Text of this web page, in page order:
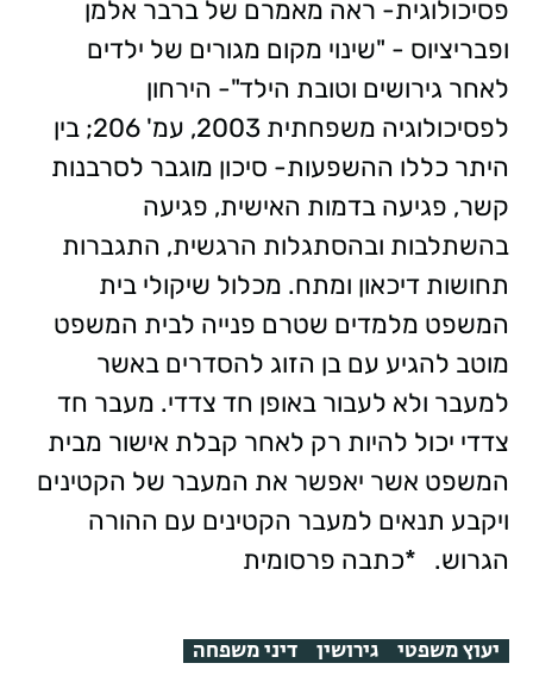
פסיכולוגית- ראה מאמרם של ברבר אלמן
ופבריציוס - "שינוי מקום מגורים של ילדים
לאחר גירושים וטובת הילד"- הירחון
לפסיכולוגיה משפחתית 2003, עמ' 206; בין
היתר כללו ההשפעות- סיכון מוגבר לסרבנות
קשר, פגיעה בדמות האישית, פגיעה
בהשתלבות ובהסתגלות הרגשית, התגברות
תחושות דיכאון ומתח. מכלול שיקולי בית
המשפט מלמדים שטרם פנייה לבית המשפט
מוטב להגיע עם בן הזוג להסדרים באשר
למעבר ולא לעבור באופן חד צדדי. מעבר חד
צדדי יכול להיות רק לאחר קבלת אישור מבית
המשפט אשר יאפשר את המעבר של הקטינים
ויקבע תנאים למעבר הקטינים עם ההורה
הגרוש. *כתבה פרסומית
יעוץ משפטי גירושין דיני משפחה